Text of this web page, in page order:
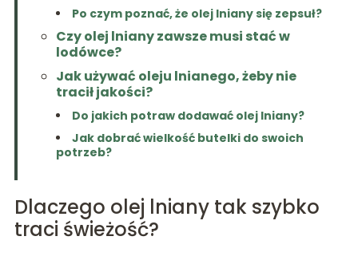
Po czym poznać, że olej lniany się zepsuł?
Czy olej lniany zawsze musi stać w
lodówce?
Jak używać oleju lnianego, żeby nie
tracił jakości?
Do jakich potraw dodawać olej lniany?
Jak dobrać wielkość butelki do swoich
potrzeb?
Dlaczego olej lniany tak szybko
traci świeżość?